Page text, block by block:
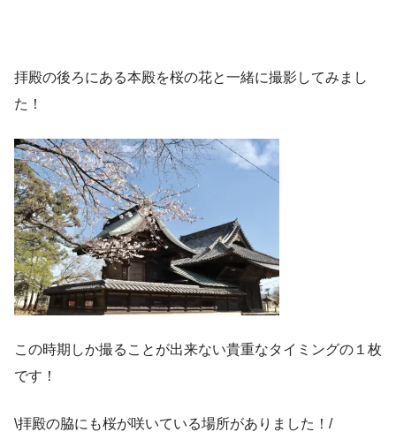
拝殿の後ろにある本殿を桜の花と一緒に撮影してみまし
た！
この時期しか撮ることが出来ない貴重なタイミングの１枚
です！
\拝殿の脇にも桜が咲いている場所がありました！/